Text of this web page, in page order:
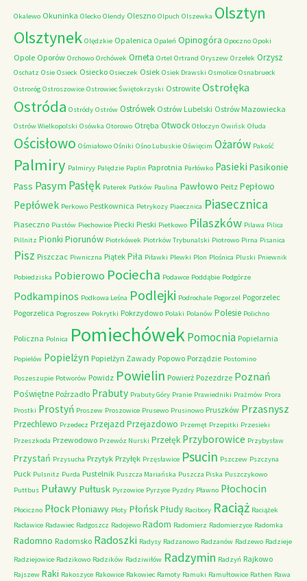
Okalewo Okuninka Olecko Olendy Oleszno Olpuch Olszewka Olsztyn
Olsztynek Olędzkie Opalenica Opaleń Opinogóra Opoczno Opoki
Opole Oporów Orchowo Orchówek Orneta Ortel Ortrand Oryszew Orzełek Orzysz
Oschatz Osie Osieck Osiecko Osieczek Osiek Osiek Drawski Osmolice Osnabrueck
Ostroróg Ostroszowice Ostrowiec Świętokrzyski Ostrowite Ostrołęka
Ostróda Ostródy Ostrów Ostrówek Ostrów Lubelski Ostrów Mazowiecka
Ostrów Wielkopolski Osówka Otorowo Otręba Otwock Otłoczyn Owińsk Ołuda
Ościsłowo Ośmiałowo Ośniki Ośno Lubuskie Oświęcim Ożarów Pakość
Palmiry Palmiryy Palędzie Paplin Paprotnia Parłówko Pasieki Pasikonie
Pass PasymPasłęk Paterek Patków Paulina Pawłowo Peitz Pepłowo
Pepłówek Perkowo Pestkownica Petrykozy Piaecznica Piasecznica
Piaseczno Piastów Piechowice Piecki Pieski Pietkowo Pilaszków Pilawa Pilica
Pillnitz Pionki Piorunów Piotrkówek Piotrków Trybunalski Piotrowo Pirna Pisanica
Pisz Piszczac Piwniczna Piątek Piła Piławki Plewki Plon Plośnica Pluski Pniewnik
Pobiedziska Pobierowo Pociecha Podawce Poddąbie Podgórze
Podkampinos Podkowa Leśna Podlejki Podrochale Pogorzel Pogorzelec
Pogorzelica Pogroszew Pokrytki Pokrzydowo Polaki Polanów Polesie Polichno
Policzna Polnica PomiechówekPomocnia Popielarnia
Popielów Popielżyn Popielżyn Zawady Popowo Porządzie Postomino
Poszeszupie Potworów Powidz Powielin Powierż Pozezdrze Poznań
Poświętne Poźrzadło Prabuty Prabuty Góry Pranie Prawiedniki Prażmów Prora
Prostki Prostyń Proszew Proszowice Prusewo Prusinowo Pruszków Przasnysz
Przechlewo Przedecz Przejazd Przejazdowo Przemęt Przepitki Przesieki
Przeszkoda Przewodowo Przewóz Nurski Przełęk Przyborowice Przybysław
Przystań Przysucha Przytyk Przyłęk Przęsławice Psucin Pszczew Pszczyna
Puck Pulsnitz Purda Pustelnik Puszcza Mariańska Puszcza Piska Puszczykowo
Puttbus Puławy Pułtusk Pyrzowice Pyrzyce Pyzdry Pławno Płochocin
Płociczno PłockPłoniawy Płoty PłońskPłudy Racibory Raciąż Raciążek
Racławice Radawiec Radgoszcz Radojewo Radom Radomierz Radomierzyce Radomka
Radomno Radomsko Radoszki Radysy Radzanowo Radzanów Radzewo Radzieje
Radziejowice Radzikowo Radzików Radziwiłów Radzymin Radzyń Rajkowo
Rajszew Raki Rakoszyce Rakowice Rakowiec Ramoty Ramuki Ramułtowice Rathen Rawa